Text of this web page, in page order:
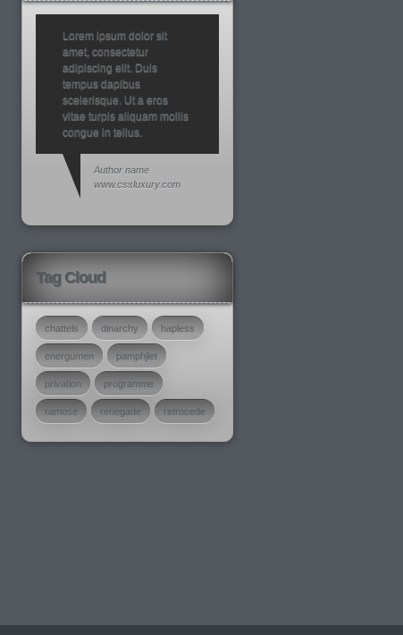
Lorem ipsum dolor sit
amet, consectetur
adipiscing elit. Duis
tempus dapibus
scelerisque. Ut a eros
vitae turpis aliquam mollis
congue in tellus.
Author name
www.cssluxury.com
Tag Cloud
chattels dinarchy hapless
energumen pamphjlet
privation programme
ramose renegade retrocede